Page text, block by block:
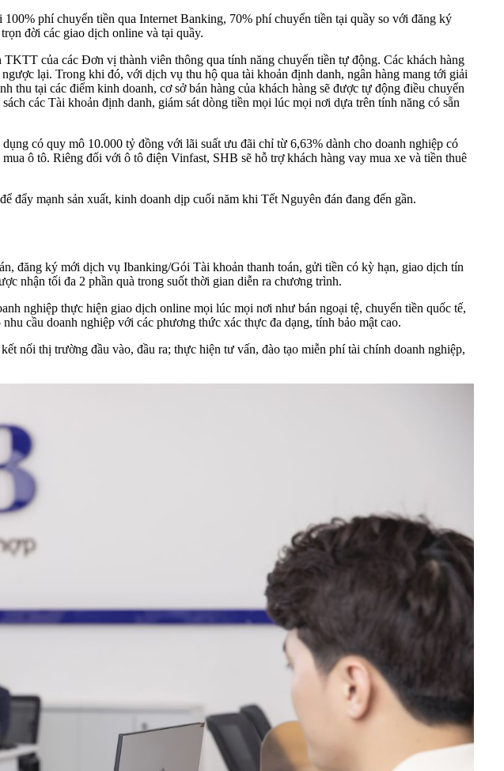
phí chuyển tiền qua Internet Banking, 70% phí chuyển tiền tại quầy so với đăng ký
đời các giao dịch online và tại quầy.
của các Đơn vị thành viên thông qua tính năng chuyển tiền tự động. Các khách hàng
lại. Trong khi đó, với dịch vụ thu hộ qua tài khoản định danh, ngân hàng mang tới giải
tại các điểm kinh doanh, cơ sở bán hàng của khách hàng sẽ được tự động điều chuyển
các Tài khoản định danh, giám sát dòng tiền mọi lúc mọi nơi dựa trên tính năng có sẵn
có quy mô 10.000 tỷ đồng với lãi suất ưu đãi chỉ từ 6,63% dành cho doanh nghiệp có
ô tô. Riêng đối với ô tô điện Vinfast, SHB sẽ hỗ trợ khách hàng vay mua xe và tiền thuê
đẩy mạnh sản xuất, kinh doanh dịp cuối năm khi Tết Nguyên đán đang đến gần.
đăng ký mới dịch vụ Ibanking/Gói Tài khoản thanh toán, gửi tiền có kỳ hạn, giao dịch tín
nhận tối đa 2 phần quà trong suốt thời gian diễn ra chương trình.
nghiệp thực hiện giao dịch online mọi lúc mọi nơi như bán ngoại tệ, chuyển tiền quốc tế,
cầu doanh nghiệp với các phương thức xác thực đa dạng, tính bảo mật cao.
nối thị trường đầu vào, đầu ra; thực hiện tư vấn, đào tạo miễn phí tài chính doanh nghiệp,